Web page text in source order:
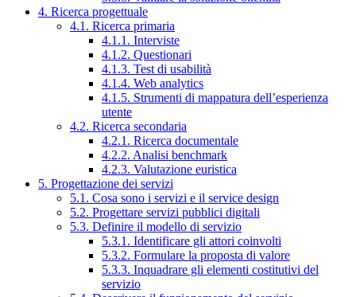
4. Ricerca progettuale
4.1. Ricerca primaria
4.1.1. Interviste
4.1.2. Questionari
4.1.3. Test di usabilità
4.1.4. Web analytics
4.1.5. Strumenti di mappatura dell’esperienza
utente
4.2. Ricerca secondaria
4.2.1. Ricerca documentale
4.2.2. Analisi benchmark
4.2.3. Valutazione euristica
5. Progettazione dei servizi
5.1. Cosa sono i servizi e il service design
5.2. Progettare servizi pubblici digitali
5.3. Definire il modello di servizio
5.3.1. Identificare gli attori coinvolti
5.3.2. Formulare la proposta di valore
5.3.3. Inquadrare gli elementi costitutivi del
servizio